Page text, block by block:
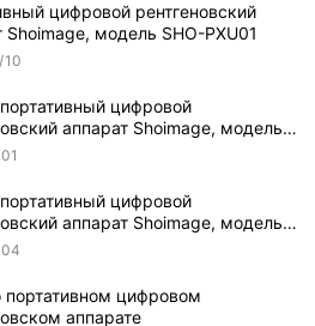
цифровой рентгеновский
Shoimage, модель SHO-PXU01
10
цифровой
аппарат Shoimage, модель
01
цифровой
аппарат Shoimage, модель
04
портативном цифровом
аппарате